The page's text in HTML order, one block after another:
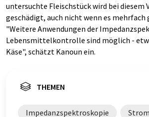
untersuchte Fleischstück wird bei diesem
geschädigt, auch nicht wenn es
"Weitere Anwendungen der
Lebensmittelkontrolle sind möglich -
Käse", schätzt Kanoun ein.
THEMEN
Impedanzspektroskopie Strom